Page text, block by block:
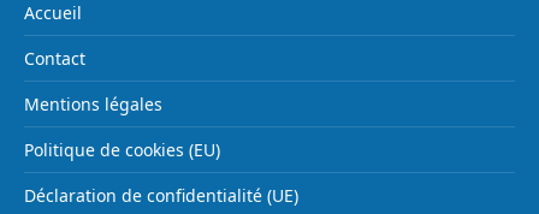
Accueil
Contact
Mentions légales
Politique de cookies (EU)
Déclaration de confidentialité (UE)